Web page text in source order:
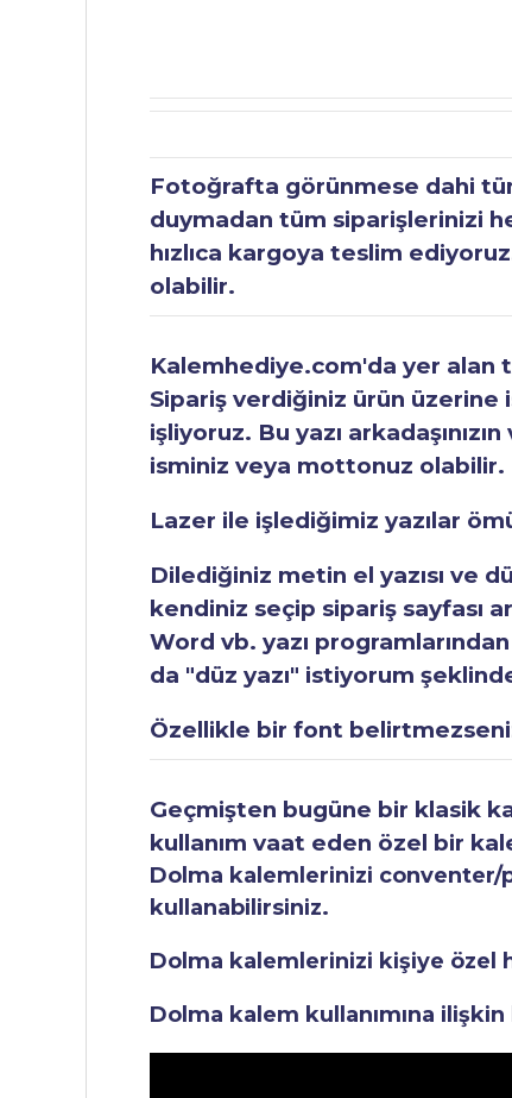
Fotoğrafta görünmese dahi
duymadan tüm siparişlerinizi
hızlıca kargoya teslim
olabilir.
Kalemhediye.com'da yer
Sipariş verdiğiniz ürün
işliyoruz. Bu yazı
isminiz veya mottonuz olabilir.
Lazer ile işlediğimiz yazılar
Dilediğiniz metin el yazısı ve
kendiniz seçip sipariş sayfası
Word vb. yazı
da "düz yazı" istiyorum
Özellikle bir font
Geçmişten bugüne bir klasik
kullanım vaat eden özel bir
Dolma kalemlerinizi conventer/
kullanabilirsiniz.
Dolma kalemlerinizi kişiye özel
Dolma kalem kullanımına